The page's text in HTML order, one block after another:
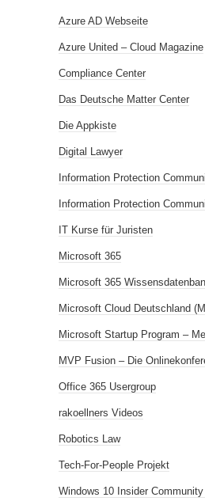
Azure AD Webseite
Azure United – Cloud Magazine
Compliance Center
Das Deutsche Matter Center
Die Appkiste
Digital Lawyer
Information Protection
Information Protection
IT Kurse für Juristen
Microsoft 365
Microsoft 365
Microsoft Cloud Deutschland
Microsoft Startup Program –
MVP Fusion – Die
Office 365 Usergroup
rakoellners Videos
Robotics Law
Tech-For-People Projekt
Windows 10 Insider